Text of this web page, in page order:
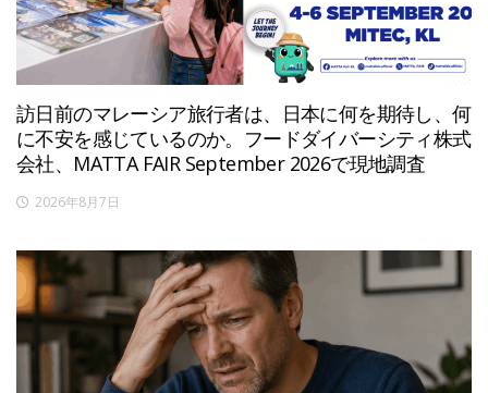
訪日前のマレーシア旅行者は、日本に何を期待し、何
に不安を感じているのか。フードダイバーシティ株式
会社、MATTA FAIR September 2026で現地調査
2026年8月7日